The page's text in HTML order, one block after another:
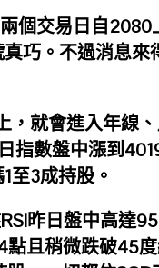
個交易日自
巧。不過消息
，就會進入年線
指數盤中漲到
至3成持股。
昨日盤中高達
點且稍微跌破45